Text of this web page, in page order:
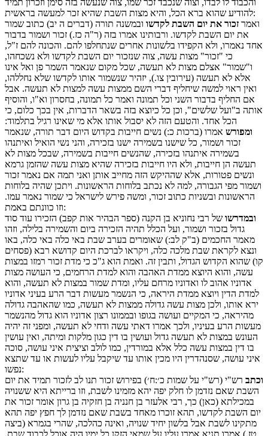
והכבוד לו לבדו, וצוה שנכבד זכר שמו, צוה שנעשה בזה סימן וזכרון תמיד
להודיע שהוא ברא הכל, והיא מצות השבת שהיא זכר למעשה בראשית:
ואמר זכור את יום השבת לקדשו ובמשנה תורה (דברים ה יב) כתוב שמור
את יום השבת לקדשו. ורבותינו אמרו בזה (ר"ה כז.) זכור ושמור בדבור
אחד נאמרו, ולא הקפידו בלשונות אחרים שנתחלפו להם. והכונה להם ז"ל,
כי "זכור" מצות עשה, צוה שנזכור יום השבת לקדשו ולא נשכחהו,
ו"שמור" אצלם מצות לא תעשה, שכל מקום שנאמר השמר פן ואל אינו
אלא לא תעשה (עירובין צו.), יזהיר שנשמור אותו לקדשו שלא נחללהו,
ואין ראוי למשה שיחליף דברי השם ממצות עשה למצות לא תעשה. אבל
אם החליף בדבור השני וכל תמונה ואמר כל תמונה, בחסרון וא"ו, והוסיף
אותה ב"ועל שלשים", וכן כל כיוצא בזה בשאר הדברות, אין בכך כלום, כי
הכל אחד. והטעם הזה לא יסבול אותו אלא מי שאינו רגיל בתלמוד:
ומפורש אמרו (ברכות כ:) נשים חייבות בקדוש היום דבר תורה, שנאמר
זכור ושמור, כל שישנו בשמירה ישנו בזכירה, והני נשי הואיל ואיתנהו
בשמירה איתנהו בזכירה, שהנשים חייבות בשמירה, שבכל מצות לא
תעשה הן חייבות, ולא היו חייבות בזכירה שהיא מצות עשה שהזמן גרמא
ונשים פטורות, אלא שההיקש הזה מחייב אותן ואני תמה אם נאמר זכור
ושמור מפי הגבורה, למה לא נכתב בלוחות הראשונות. ויתכן שהיה בלוחות
הראשונות ובשניות כתוב זכור, ומשה פירש לישראל כי שמור נאמר עמו.
וזו כוונתם באמת:
ובמדרשו של רבי נחוניא בן הקנה (ספר הבהיר אות קפב) הזכירו עוד סוד
גדול בזכור ושמור, ועל הכלל תהיה הזכירה ביום והשמירה בלילה, וזהו
מאמר החכמים (ב"ק לב:) שאומרים בערב שבת באי כלה באי כלה, באו
ונצא לקראת שבת מלכה כלה, ויקראו לברכת היום קדושא רבא (פסחים
קו) שהוא הקדוש הגדול, ותבין זה. ואמת הוא ג"כ כי מדת זכור רמזו במצות
עשה, והוא היוצא ממדת האהבה והוא למדת הרחמים, כי העושה מצות
אדוניו אהוב לו ואדוניו מרחם עליו, ומדת שמור במצות לא תעשה, והוא
למדת הדין ויוצא ממדת היראה, כי הנשמר מעשות דבר הרע בעיני אדוניו
ירא אותו, ולכן מצות עשה גדולה ממצות לא תעשה, כמו שהאהבה גדולה
מהיראה, כי המקיים ועושה בגופו ובממונו רצון אדוניו הוא גדול מהנשמר
מעשות הרע בעיניו, ולכך אמרו דאתי עשה ודחי לא תעשה, ומפני זה יהיה
העונש במצות לא תעשה גדול ועושין בו דין כגון מלקות ומיתה, ואין עושין
בו דין במצות עשה כלל אלא במורדין, כמו לולב וציצית איני עושה, סוכה
איני עושה, שסנהדרין היו מכין אותו עד שיקבל עליו לעשות או עד שתצא
נפשו:
וכתב רש"י (רש"י על שמות כ׳:ח׳) בפירוש זכור תנו לב לזכור תמיד את יום
השבת שאם נזדמן לו חלק יפה יהא מזמינו לשבת, וזו ברייתא היא ששנויה
במכילתא (כאן) כך, רבי אלעזר בן חנניה בן חזקיה בן גרון אומר זכור את
יום השבת לקדשו, תהא זוכרו מאחד בשבת שאם נזדמן לך חפץ יפה תהא
מתקינו לשבת אבל בלשון יחיד שנויה, ואינה כהלכה, שהרי בגמרא (ביצה